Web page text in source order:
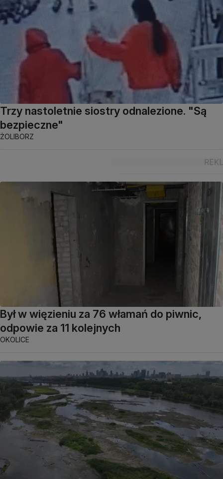
Trzy nastoletnie siostry odnalezione. "Są
bezpieczne"
ŻOLIBORZ
Był w więzieniu za 76 włamań do piwnic,
odpowie za 11 kolejnych
OKOLICE